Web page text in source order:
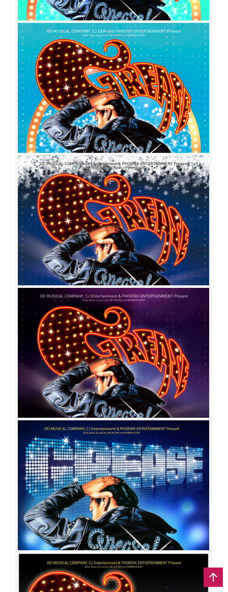
그리스
공연일시
2012-12-01 ~ 2013-01-20
공연장
강동아트센터
출연진
정민고은성 이지윤김보선인진우문희라이형진권소현
김
이동윤유민상노우진 박규석이태은정연
그리스
공연일시
2011-06-30 ~ 2011-08-28
공연장
올림픽공원 우리금융아트홀
출연진
장지우김응주임혜영손예슬이창희박은미하강웅신다영
임진아 최호승윤지인
그리스
공연일시
2011-04-08 ~ 2011-06-12
공연장
한전아트센터
출연진
김응주임혜영손예슬이창희박은미하강웅신다영
이수용
최호승
윤지인김태민박경동이아영김선영공민섭김용한류승찬
박정
김아름 이민경임진아장지우이재균
그리스
공연일시
2011-01-11 ~ 2011-03-09
공연장
이화여자대학교 삼성홀
출연진
김산호김형민이현유하나장혜민안현식손승현김경화최
수연맹주영이형진조형균신다영김유나 이소영김상미 황수영 최호승
공민섭김선영이아영오경석김응주팽태호 김아름
그리스